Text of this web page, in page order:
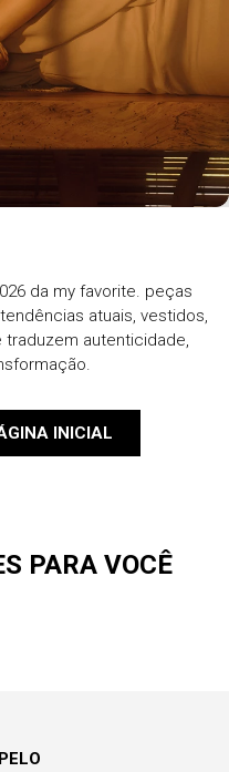
da my favorite. peças
atuais, vestidos,
traduzem autenticidade,
INICIAL
PARA VOCÊ